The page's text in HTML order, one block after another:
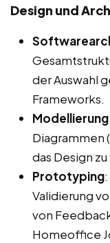
Design und
der Auswahl
Frameworks.
Modellierung
Diagrammen
das Design
Prototyping
Validierung
von
Homeoffice